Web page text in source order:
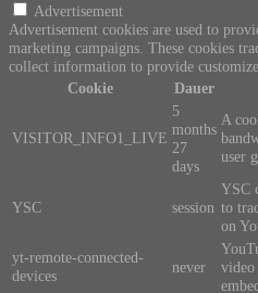
Advertisement
Advertisement cookies are used to
marketing campaigns. These cookies
collect information to provide
Cookie
Dauer
VISITOR_INFO1_LIVE
5
months
27
days
A
user
YSC session
YSC
to
on
yt-remote-connected-
devices
never
video